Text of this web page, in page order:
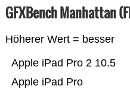
GFXBench Manhattan
Höherer Wert = besser
Apple iPad Pro
Apple iPad Pro 2 10.5